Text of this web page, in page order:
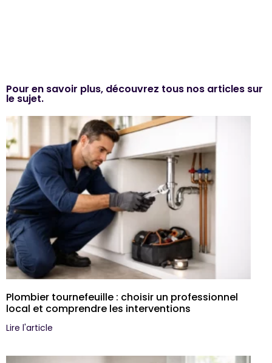
Pour en savoir plus, découvrez tous nos articles sur
le sujet.
Plombier tournefeuille : choisir un professionnel
local et comprendre les interventions
Lire l'article